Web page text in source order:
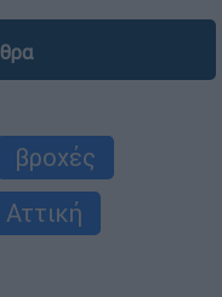
βροχές
Αττική